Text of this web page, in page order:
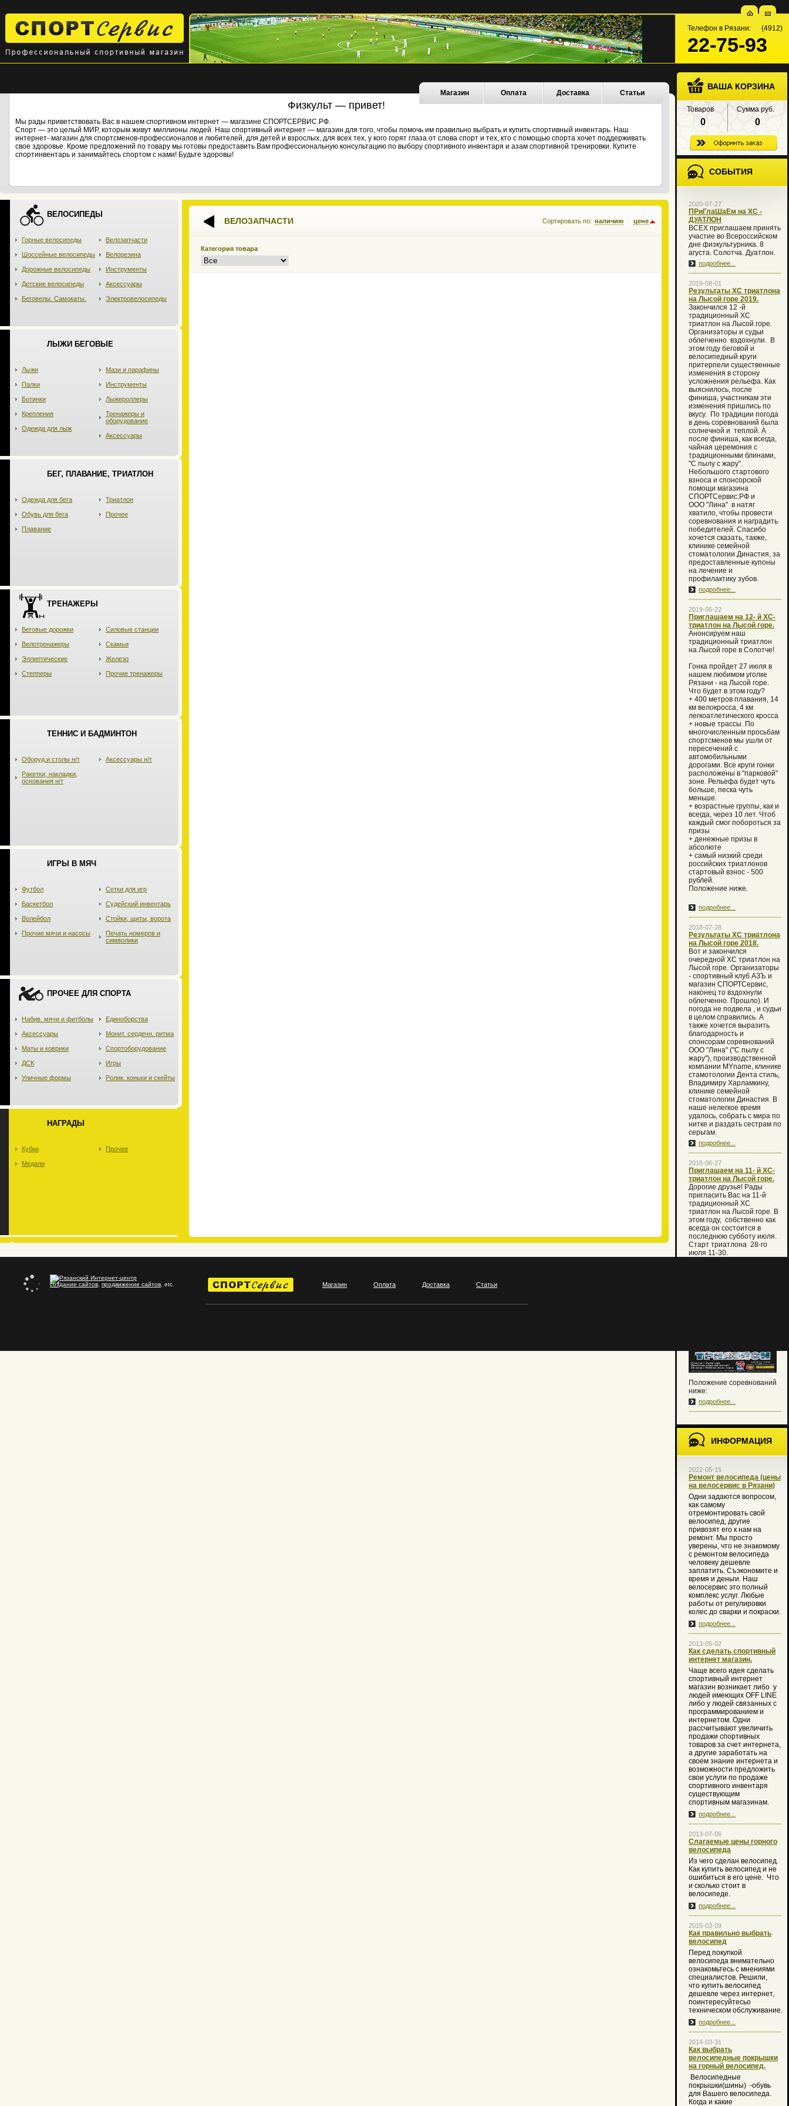
Телефон в Рязани: (4912)
22-75-93
ВАША КОРЗИНА
Товаров
0
Сумма руб.
0
СОБЫТИЯ
2020-07-27
ПРиГлаШаЕм на XC -
ДУАТЛОН
ВСЕХ приглашаем принять
участие во Всероссийском
дне физкультурника. 8
агуста. Солотча. Дуатлон.
подробнее...
2019-08-01
Результаты ХС триатлона
на Лысой горе 2019.
Закончился 12 -й
традиционный XC
триатлон на Лысой горе.
Организаторы и судьи
облегченно вздохнули. В
этом году беговой и
велосипедный круги
притерпели существенные
изменения в сторону
усложнения рельефа. Как
выяснилось, после
финиша, участникам эти
изменения пришлись по
вкусу. По традиции погода
в день соревнований была
солнечной и теплой. А
после финиша, как всегда,
чайная церемония с
традиционными блинами,
"С пылу с жару".
Небольшого стартового
взноса и спонсорской
помощи магазина
СПОРТСервис.РФ и
ООО "Лина" в натяг
хватило, чтобы провести
соревнования и наградить
победителей. Спасибо
хочется сказать, также,
клинике семейной
стоматологии Династия, за
предоставленные купоны
на лечение и
профилактику зубов.
подробнее...
2019-06-22
Приглашаем на 12- й XC-
триатлон на Лысой горе.
Анонсируем наш
традиционный триатлон
на Лысой горе в Солотче!
Гонка пройдет 27 июля в
нашем любимом уголке
Рязани - на Лысой горе.
Что будет в этом году?
+ 400 метров плавания, 14
км велокросса, 4 км
легкоатлетического кросса
+ новые трассы. По
многочисленным просьбам
спортсменов мы ушли от
пересечений с
автомобильными
дорогами. Все круги гонки
расположены в "парковой"
зоне. Рельефа будет чуть
больше, песка чуть
меньше.
+ возрастные группы, как и
всегда, через 10 лет. Чтоб
каждый смог побороться за
призы
+ денежные призы в
абсолюте
+ самый низкий среди
российских триатлонов
стартовый взнос - 500
рублей.
Положение ниже.
подробнее...
2018-07-28
Результаты ХС триатлона
на Лысой горе 2018.
Вот и закончился
очередной XC триатлон на
Лысой горе. Организаторы
- спортивный клуб АЗЪ и
магазин СПОРТСервис,
наконец то вздохнули
облегченно. Прошло). И
погода не подвела , и судьи
в целом справились. А
также хочется выразить
благодарность и
спонсорам соревнований
ООО "Лина" ("С пылу с
жару"), производственной
компании MYname, клинике
стамотологии Дента стиль,
Владимиру Харламкину,
клинике семейной
стоматологии Династия. В
наше нелегкое время
удалось, собрать с мира по
нитке и раздать сестрам по
серьгам.
подробнее...
2018-06-27
Приглашаем на 11- й XC-
триатлон на Лысой горе.
Дорогие друзья! Рады
пригласить Вас на 11-й
традиционный XC
триатлон на Лысой горе. В
этом году, собственно как
всегда он состоится в
последнюю субботу июля.
Старт триатлона 28-го
июля 11-30.
Положение соревнований
ниже:
подробнее...
ИНФОРМАЦИЯ
2022-05-15
Ремонт велосипеда (цены
на велосервис в Рязани)
Одни задаются вопросом,
как самому
отремонтировать свой
велосипед, другие
привозят его к нам на
ремонт. Мы просто
уверены, что не знакомому
с ремонтом велосипеда
человеку дешевле
заплатить. Съэкономите и
время и деньги. Наш
велосервис это полный
комплекс услуг. Любые
работы от регулировки
колес до сварки и покраски.
подробнее...
2013-05-02
Как сделать спортивный
интернет магазин.
Чаще всего идея сделать
спортивный интернет
магазин возникает либо у
людей имеющих OFF LINE
либо у людей связанных с
программированием и
интернетом. Одни
рассчитывают увеличить
продажи спортивных
товаров за счет интернета,
а другие заработать на
своем знание интернета и
возможности предложить
свои услуги по продаже
спортивного инвентаря
существующим
спортивным магазинам.
подробнее...
2013-07-06
Слагаемые цены горного
велосипеда
Из чего сделан велосипед.
Как купить велосипед и не
ошибиться в его цене. Что
и сколько стоит в
велосипеде.
подробнее...
2015-03-09
Как правильно выбрать
велосипед
Перед покупкой
велосипеда внимательно
ознакомьтесь с мнениями
специалистов. Решили,
что купить велосипед
дешевле через интернет,
поинтересуйтесьо
техническом обслуживание.
подробнее...
2014-03-31
Как выбрать
велосипедные покрышки
на горный велосипед.
Велосипедные
покрышки(шины) -обувь
для Вашего велосипеда.
Когда и какие
Магазин Оплата Доставка Статьи
Физкульт — привет!
Мы рады приветствовать Вас в нашем спортивном интернет — магазине СПОРТСЕРВИС.РФ.
Спорт — это целый МИР, которым живут миллионы людей. Наш спортивный интернет — магазин для того, чтобы помочь им правильно выбрать и купить спортивный инвентарь. Наш
интернет- магазин для спортсменов-профессионалов и любителей, для детей и взрослых, для всех тех, у кого горят глаза от слова спорт и тех, кто с помощью спорта хочет поддерживать
свое здоровье. Кроме предложений по товару мы готовы предоставить Вам профессиональную консультацию по выбору спортивного инвентаря и азам спортивной тренировки. Купите
спортинвентарь и занимайтесь спортом с нами! Будьте здоровы!
ВЕЛОСИПЕДЫ
Горные велосипеды
Шоссейные велосипеды
Дорожные велосипеды
Детские велосипеды
Беговелы. Самокаты.
Велозапчасти
Велорезина
Инструменты
Аксессуары
Электровелосипеды
ЛЫЖИ БЕГОВЫЕ
Лыжи
Палки
Ботинки
Крепления
Одежда для лыж
Мази и парафины
Инструменты
Лыжероллеры
Тренажеры и
оборудование
Аксессуары
БЕГ, ПЛАВАНИЕ, ТРИАТЛОН
Одежда для бега
Обувь для бега
Плавание
Триатлон
Прочее
ТРЕНАЖЕРЫ
Беговые дорожки
Велотренажеры
Эллиптические
Степперы
Силовые станции
Скамьи
Железо
Прочие тренажеры
ТЕННИС И БАДМИНТОН
Оборуд.и столы н/т
Ракетки, накладки,
основания н/т
Аксессуары н/т
ИГРЫ В МЯЧ
Футбол
Баскетбол
Волейбол
Прочие мячи и насосы
Сетки для игр
Судейский инвентарь
Стойки, щиты, ворота
Печать номеров и
символики
ПРОЧЕЕ ДЛЯ СПОРТА
Набив. мячи и фитболы
Аксессуары
Маты и коврики
ДСК
Уличные формы
Единоборства
Монит. сердечн. ритма
Спортоборудование
Игры
Ролик. коньки и скейты
НАГРАДЫ
Кубки
Медали
Прочее
Сортировать по: наличию цене
ВЕЛОЗАПЧАСТИ
Категория товара
создание сайтов продвижение сайтов , etc. Магазин Оплата Доставка Статьи